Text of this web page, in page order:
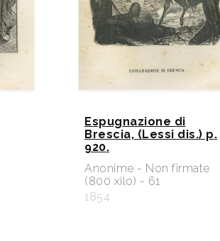
Espugnazione di
Brescia, (Lessi dis.) p.
920.
Anonime - Non firmate
(800 xilo) - 61
1854